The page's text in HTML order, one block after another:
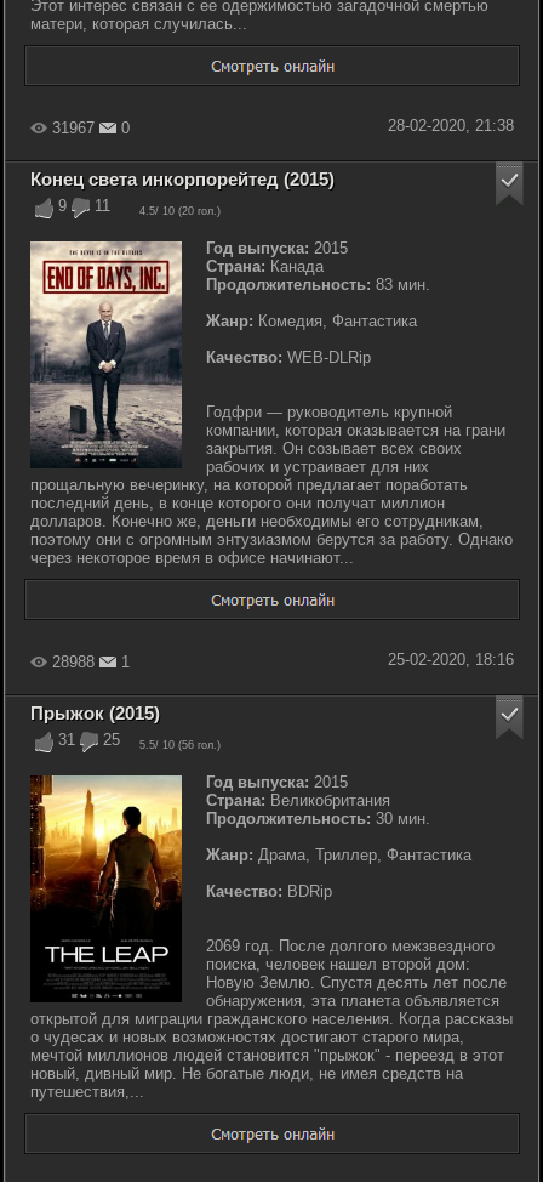
Этот интерес связан с ее одержимостью загадочной смертью
матери, которая случилась...
31967 0 28-02-2020, 21:38
9 11 4.5/ 10 (20 гол.)
Конец света инкорпорейтед (2015)
Год выпуска: 2015
Страна: Канада
Продолжительность: 83 мин.
Жанр: Комедия, Фантастика
Качество: WEB-DLRip
Годфри — руководитель крупной
компании, которая оказывается на грани
закрытия. Он созывает всех своих
рабочих и устраивает для них
прощальную вечеринку, на которой предлагает поработать
последний день, в конце которого они получат миллион
долларов. Конечно же, деньги необходимы его сотрудникам,
поэтому они с огромным энтузиазмом берутся за работу. Однако
через некоторое время в офисе начинают...
28988 1 25-02-2020, 18:16
31 25 5.5/ 10 (56 гол.)
Прыжок (2015)
Год выпуска: 2015
Страна: Великобритания
Продолжительность: 30 мин.
Жанр: Драма, Триллер, Фантастика
Качество: BDRip
2069 год. После долгого межзвездного
поиска, человек нашел второй дом:
Новую Землю. Спустя десять лет после
обнаружения, эта планета объявляется
открытой для миграции гражданского населения. Когда рассказы
о чудесах и новых возможностях достигают старого мира,
мечтой миллионов людей становится "прыжок" - переезд в этот
новый, дивный мир. Не богатые люди, не имея средств на
путешествия,...